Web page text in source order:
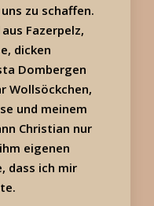
zu schaffen.
Fazerpelz,
dicken
Dombergen
Wollsöckchen,
und meinem
Christian nur
eigenen
dass ich mir